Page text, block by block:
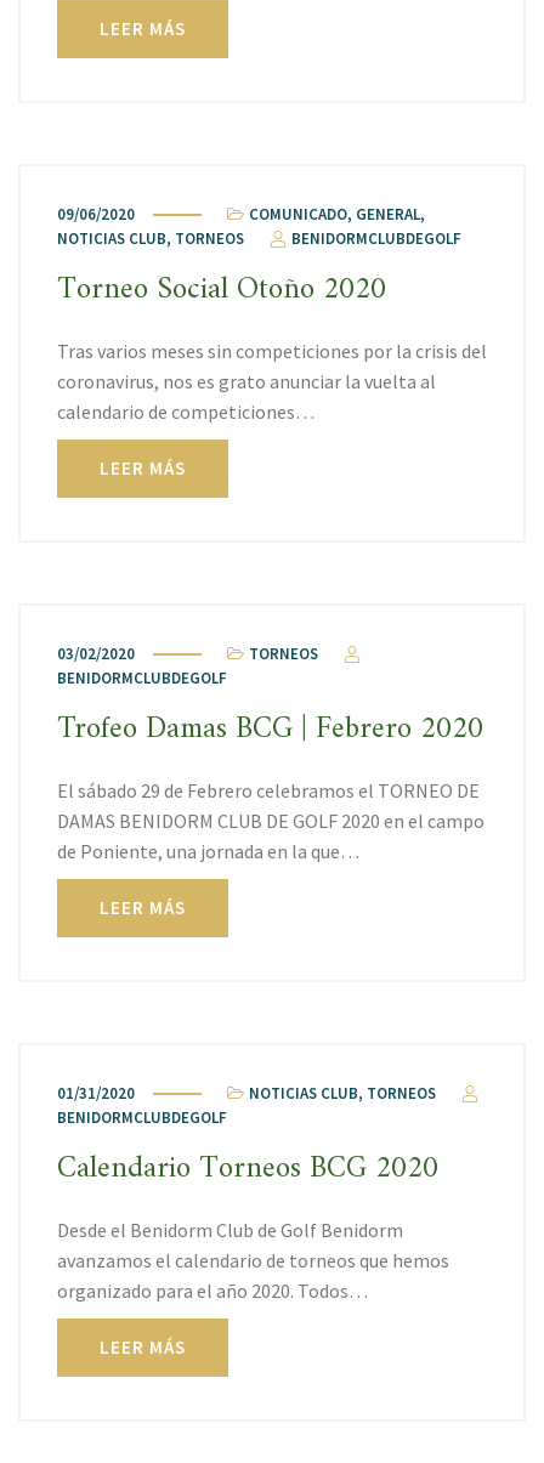
LEER MÁS
09/06/2020 COMUNICADO, GENERAL,
NOTICIAS CLUB, TORNEOS BENIDORMCLUBDEGOLF
Torneo Social Otoño 2020
Tras varios meses sin competiciones por la crisis del
coronavirus, nos es grato anunciar la vuelta al
calendario de competiciones…
LEER MÁS
03/02/2020
TORNEOS
BENIDORMCLUBDEGOLF
Trofeo Damas BCG | Febrero 2020
El sábado 29 de Febrero celebramos el TORNEO DE
DAMAS BENIDORM CLUB DE GOLF 2020 en el campo
de Poniente, una jornada en la que…
LEER MÁS
01/31/2020 NOTICIAS CLUB, TORNEOS
BENIDORMCLUBDEGOLF
Calendario Torneos BCG 2020
Desde el Benidorm Club de Golf Benidorm
avanzamos el calendario de torneos que hemos
organizado para el año 2020. Todos…
LEER MÁS